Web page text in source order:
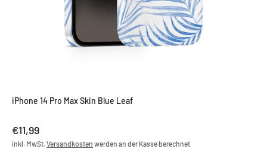
iPhone 14 Pro Max Skin Blue Leaf
Angebot
€11,99
inkl. MwSt.Versandkosten werden an der Kasse berechnet